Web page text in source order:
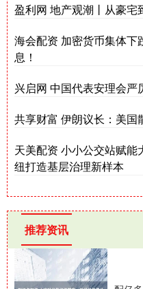
盈利网 地产观潮丨从豪宅
海会配资 加密货币集体下
息！
兴启网 中国代表安理会严
共享财富 伊朗议长：美国
天美配资 小小公交站赋
纽打造基层治理新样本
推荐资讯